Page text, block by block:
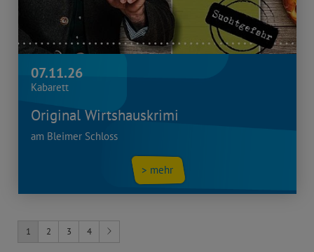
07.11.26
Kabarett
Original Wirtshauskrimi
am Bleimer Schloss
> mehr
1 2 3 4